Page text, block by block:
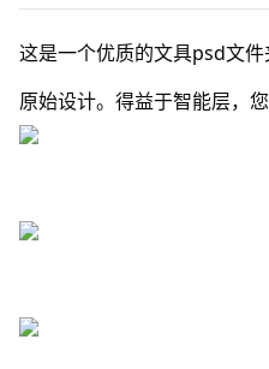
这是一个优质的文具psd文
原始设计。得益于智能层，